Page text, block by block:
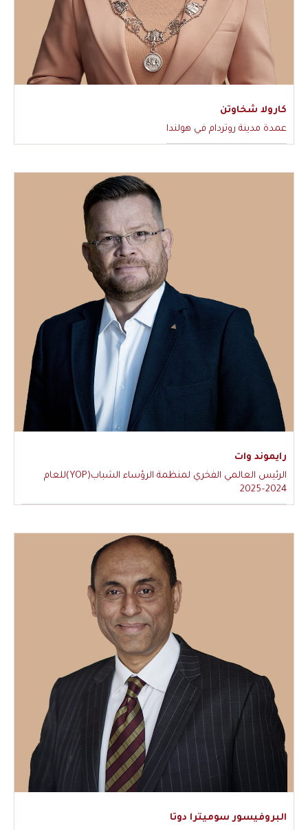
كارولا شخاوتن
عمدة مدينة روتردام في هولندا
رايموند وات
الرئيس العالمي الفخري لمنظمة الرؤساء الشباب(YOP)للعام
2024–2025
البروفيسور سوميترا دوتا